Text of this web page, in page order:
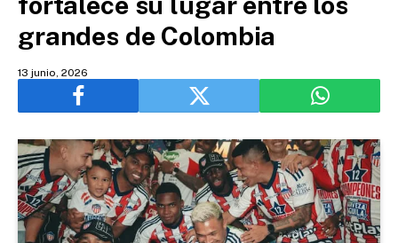
grandes de Colombia
13 junio, 2026